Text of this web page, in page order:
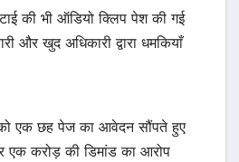
की भी ऑडियो क्लिप पेश की गई
और खुद अधिकारी द्वारा धमकियाँ
एक छह पेज का आवेदन सौंपते हुए
एक करोड़ की डिमांड का आरोप